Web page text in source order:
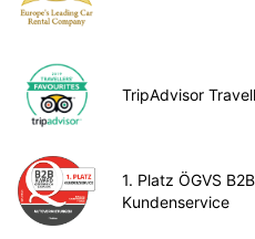
TripAdvisor
1. Platz ÖGVS
Kundenservice